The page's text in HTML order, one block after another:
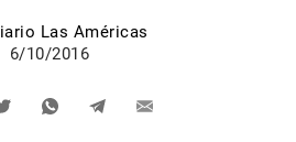
Las Américas
6/10/2016